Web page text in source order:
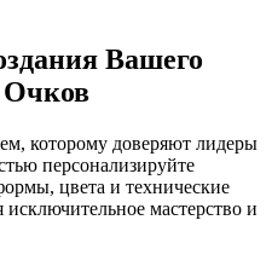
Вашего
которому доверяют лидеры
персонализируйте
цвета и технические
мастерство и